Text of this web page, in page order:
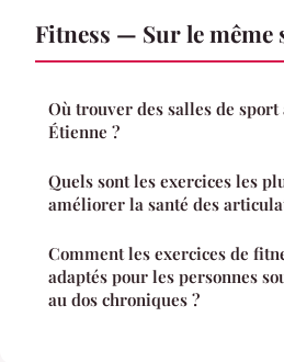
Fitness — Sur le même
Où trouver des salles de
Étienne ?
Quels sont les exercices les
améliorer la santé des
Comment les exercices de
adaptés pour les personnes
au dos chroniques ?